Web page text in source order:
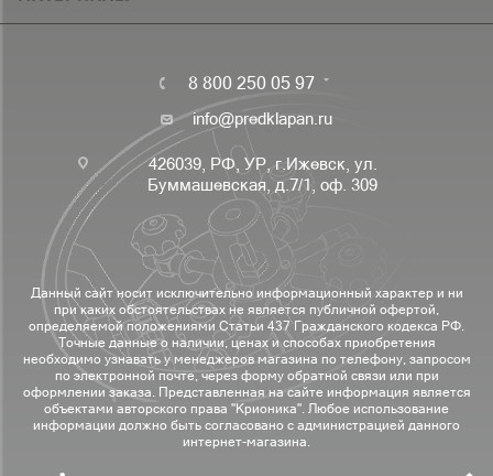
8 800 250 05 97
info@predklapan.ru
426039, РФ, УР, г.Ижевск, ул.
Буммашевская, д.7/1, оф. 309
Данный сайт носит исключительно информационный характер и ни
при каких обстоятельствах не является публичной офертой,
определяемой положениями Статьи 437 Гражданского кодекса РФ.
Точные данные о наличии, ценах и способах приобретения
необходимо узнавать у менеджеров магазина по телефону, запросом
по электронной почте, через форму обратной связи или при
оформлении заказа. Представленная на сайте информация является
объектами авторского права "Крионика". Любое использование
информации должно быть согласовано с администрацией данного
интернет-магазина.